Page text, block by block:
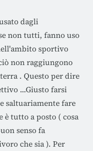
dagli
non tutti, fanno uso
sportivo
non raggiungono
. Questo per dire
...Giusto farsi
saltuariamente fare
è tutto a posto ( cosa
senso fa
che sia ). Per